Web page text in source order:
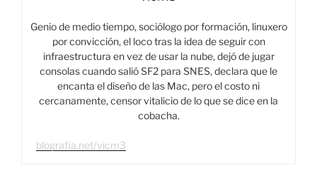
Genio de medio tiempo, sociólogo por formación, linuxero
por convicción, el loco tras la idea de seguir con
infraestructura en vez de usar la nube, dejó de jugar
consolas cuando salió SF2 para SNES, declara que le
encanta el diseño de las Mac, pero el costo ni
cercanamente, censor vitalicio de lo que se dice en la
cobacha.
blografia.net/vicm3